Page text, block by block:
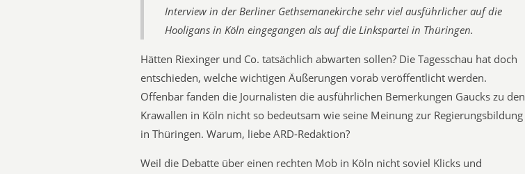
Interview in der Berliner Gethsemanekirche sehr viel ausführlicher auf die
Hooligans in Köln eingegangen als auf die Linkspartei in Thüringen.
Hätten Riexinger und Co. tatsächlich abwarten sollen? Die Tagesschau hat doch
entschieden, welche wichtigen Äußerungen vorab veröffentlicht werden.
Offenbar fanden die Journalisten die ausführlichen Bemerkungen Gaucks zu den
Krawallen in Köln nicht so bedeutsam wie seine Meinung zur Regierungsbildung
in Thüringen. Warum, liebe ARD-Redaktion?
Weil die Debatte über einen rechten Mob in Köln nicht soviel Klicks und